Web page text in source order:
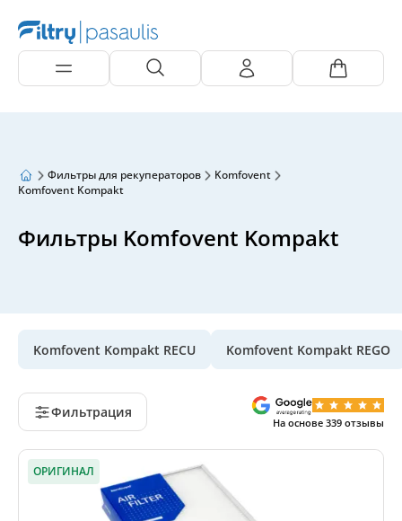
Фильтры для рекуператоров
Komfovent
Komfovent Kompakt
Фильтры Komfovent Kompakt
Komfovent Kompakt RECU Komfovent Kompakt REGO
Фильтрация
На основе 339 отзывы
ОРИГИНАЛ